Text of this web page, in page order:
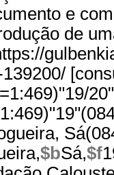
e
de
$bSá,$f